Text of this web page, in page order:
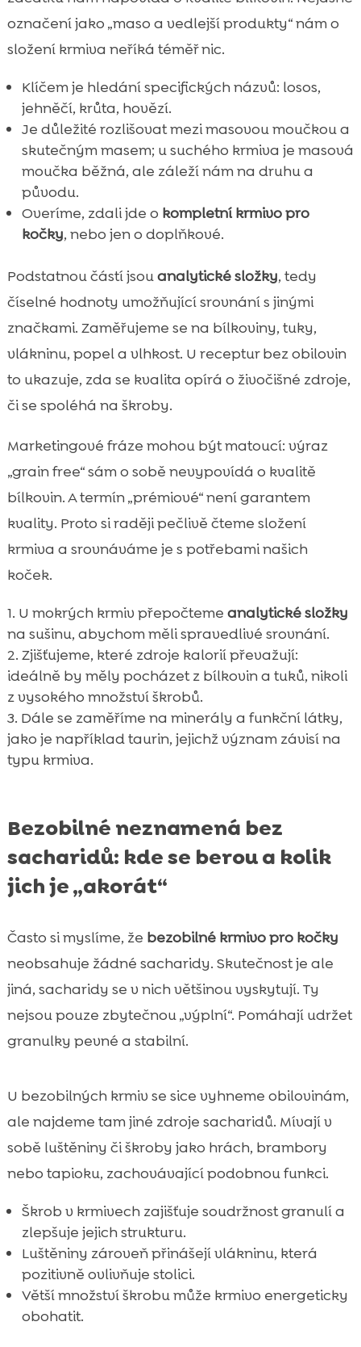
označení jako „maso a vedlejší produkty“ nám o
složení krmiva neříká téměř nic.
Klíčem je hledání specifických názvů: losos,
jehněčí, krůta, hovězí.
Je důležité rozlišovat mezi masovou moučkou a
skutečným masem; u suchého krmiva je masová
moučka běžná, ale záleží nám na druhu a
původu.
Overíme, zdali jde o kompletní krmivo pro
kočky, nebo jen o doplňkové.
Podstatnou částí jsouanalytické složky, tedy
číselné hodnoty umožňující srovnání s jinými
značkami. Zaměřujeme se na bílkoviny, tuky,
vlákninu, popel a vlhkost. U receptur bez obilovin
to ukazuje, zda se kvalita opírá o živočišné zdroje,
či se spoléhá na škroby.
Marketingové fráze mohou být matoucí: výraz
„grain free“ sám o sobě nevypovídá o kvalitě
bílkovin. A termín „prémiové“ není garantem
kvality. Proto si raději pečlivě čteme složení
krmiva a srovnáváme je s potřebami našich
koček.
U mokrých krmiv přepočteme analytické složky
na sušinu, abychom měli spravedlivé srovnání.
Zjišťujeme, které zdroje kalorií převažují:
ideálně by měly pocházet z bílkovin a tuků, nikoli
z vysokého množství škrobů.
Dále se zaměříme na minerály a funkční látky,
jako je například taurin, jejichž význam závisí na
typu krmiva.
Bezobilné neznamená bez
sacharidů: kde se berou a kolik
jich je „akorát“
Často si myslíme, že bezobilné krmivo pro kočky
neobsahuje žádné sacharidy. Skutečnost je ale
jiná, sacharidy se v nich většinou vyskytují. Ty
nejsou pouze zbytečnou „výplní“. Pomáhají udržet
granulky pevné a stabilní.
U bezobilných krmiv se sice vyhneme obilovinám,
ale najdeme tam jiné zdroje sacharidů. Mívají v
sobě luštěniny či škroby jako hrách, brambory
nebo tapioku, zachovávající podobnou funkci.
Škrob v krmivech zajišťuje soudržnost granulí a
zlepšuje jejich strukturu.
Luštěniny zároveň přinášejí vlákninu, která
pozitivně ovlivňuje stolici.
Větší množství škrobu může krmivo energeticky
obohatit.